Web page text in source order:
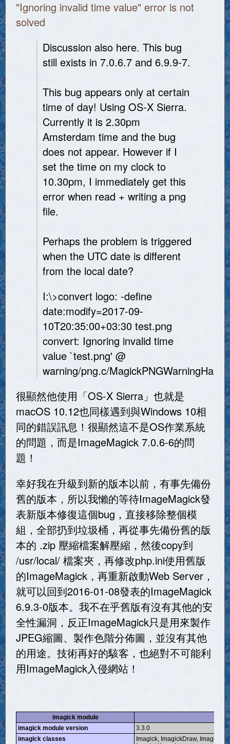
"Ignoring invalid time value" error is not
solved
Discussion also here. This bug
still exists in 7.0.6.7 and 6.9.9-7.
This bug appears only at certain
time of day! Using OS-X Sierra.
Currently it is 2.30pm
Amsterdam time and the bug
does not appear. However if I
set the time on my clock to
10.30pm, I immediately get this
error when read + writing a png
file.
Perhaps the problem is triggered
when the UTC date is different
from the local date?
I:\>convert logo: -define
date:modify=2017-09-
10T20:35:00+03:30 test.png
convert: Ignoring invalid time
value `test.png' @
warning/png.c/
很顯然他使用「OS-X Sierra」也就是
macOS 10.12也同樣遇到與Windows 10相
同的錯誤訊息！很顯然這不是OS作業系統
的問題，而是ImageMagick 7.0.6-6的問
題！
幸好我在升級到新的版本以前，有事先備份
舊的版本，所以我懶的等待ImageMagick發
表新版本修復這個bug，直接移除整個模
組，全部扔到垃圾桶，再從事先備份舊的版
本的 .zip 壓縮檔案解壓縮，然後copy到
/usr/local/ 檔案夾，再修改php.ini使用舊版
的ImageMagick，再重新啟動Web Server，
就可以回到2016-01-08發表的ImageMagick
6.9.3-0版本。我不在乎舊版有沒有其他的安
全性漏洞，反正ImageMagick只是用來製作
JPEG縮圖、製作色階分佈圖，並沒有其他
的用途。技術再好的駭客，也絕對不可能利
用ImageMagick入侵網站！
imagick module
imagick module version
3.3.0
imagick classes
Imagick, ImagickDraw,